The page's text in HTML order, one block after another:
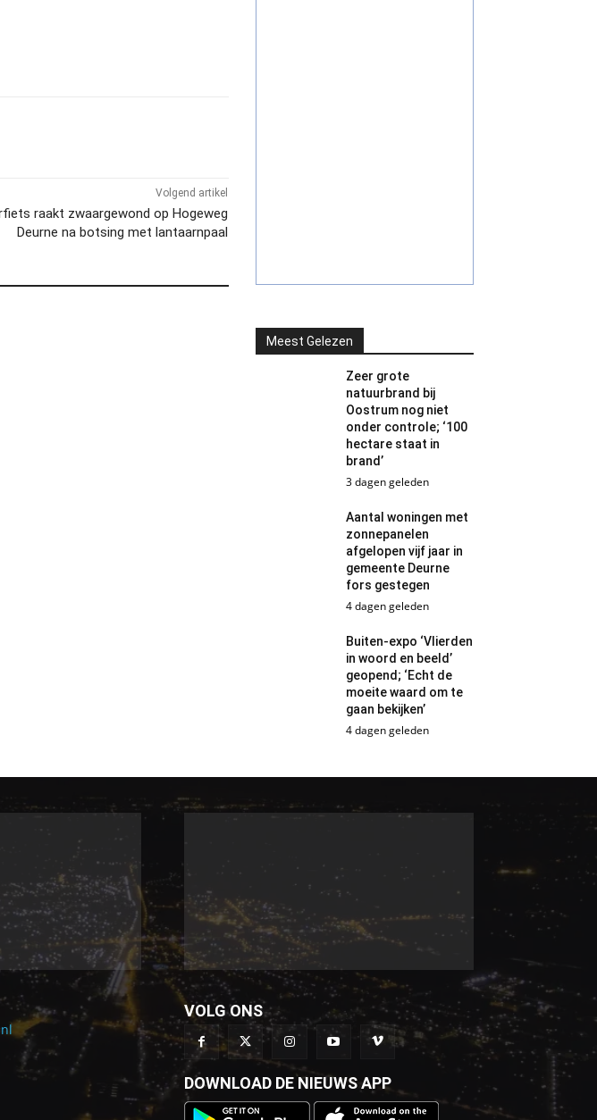
Volgend artikel
raakt zwaargewond op Hogeweg
Deurne na botsing met lantaarnpaal
Meest Gelezen
Zeer grote
natuurbrand bij
Oostrum nog niet
onder controle; ‘100
hectare staat in
brand’
3 dagen geleden
Aantal woningen met
zonnepanelen
afgelopen vijf jaar in
gemeente Deurne
fors gestegen
4 dagen geleden
Buiten-expo ‘Vlierden
in woord en beeld’
geopend; ‘Echt de
moeite waard om te
gaan bekijken’
4 dagen geleden
VOLG ONS
DOWNLOAD DE NIEUWS APP